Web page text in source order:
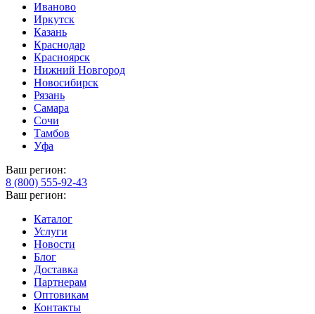
Иваново
Иркутск
Казань
Краснодар
Красноярск
Нижний Новгород
Новосибирск
Рязань
Самара
Сочи
Тамбов
Уфа
Ваш регион:
8 (800) 555-92-43
Ваш регион:
Каталог
Услуги
Новости
Блог
Доставка
Партнерам
Оптовикам
Контакты